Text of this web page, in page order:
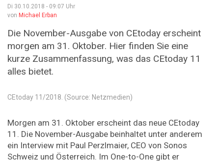
Di 30.10.2018 - 09:07 Uhr
von Michael Erban
Die November-Ausgabe von CEtoday erscheint
morgen am 31. Oktober. Hier finden Sie eine
kurze Zusammenfassung, was das CEtoday 11
alles bietet.
CEtoday 11/2018. (Source: Netzmedien)
Morgen am 31. Oktober erscheint das neue CEtoday
11. Die November-Ausgabe beinhaltet unter anderem
ein Interview mit Paul Perzlmaier, CEO von Sonos
Schweiz und Österreich. Im One-to-One gibt er